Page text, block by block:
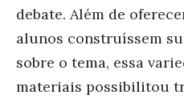
debate. Além de
alunos construíssem
sobre o tema, essa
materiais possibilitou